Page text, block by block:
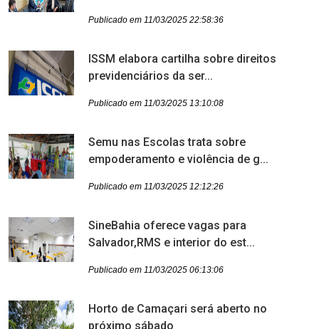
Publicado em 11/03/2025 22:58:36
ISSM elabora cartilha sobre direitos
previdenciários da ser...
Publicado em 11/03/2025 13:10:08
Semu nas Escolas trata sobre
empoderamento e violência de g...
Publicado em 11/03/2025 12:12:26
SineBahia oferece vagas para
Salvador,RMS e interior do est...
Publicado em 11/03/2025 06:13:06
Horto de Camaçari será aberto no
próximo sábado